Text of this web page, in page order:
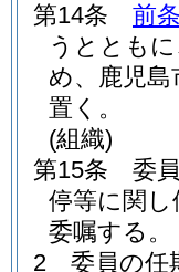
第14条
前
うととも
め、鹿児島
置く。
(組織)
第15条
委
停等に関
委嘱する。
2
委員の任